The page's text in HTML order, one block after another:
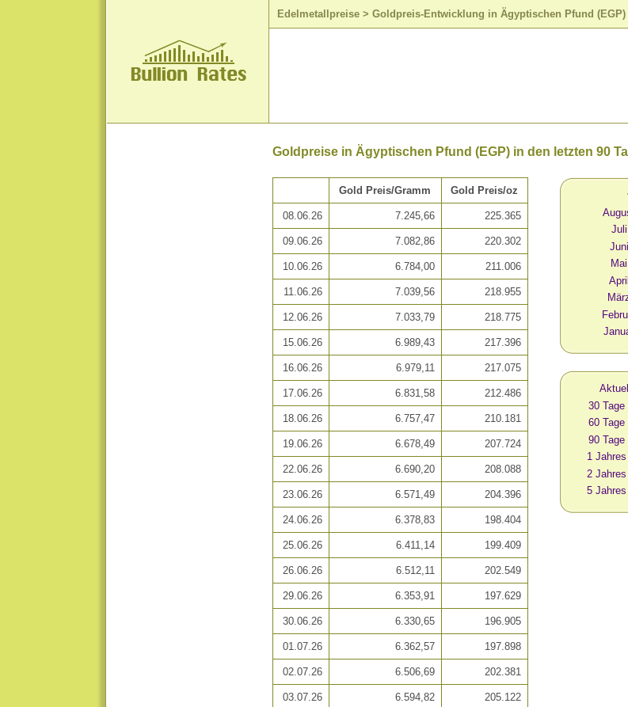
Edelmetallpreise > Goldpreis-Entwicklung in Ägyptischen Pfund (EGP)
Goldpreise in Ägyptischen Pfund (EGP) in den letzten 90
Gold Preis/Gramm Gold Preis/oz
08.06.26 7.245,66 225.365
09.06.26 7.082,86 220.302
10.06.26 6.784,00 211.006
11.06.26 7.039,56 218.955
12.06.26 7.033,79 218.775
15.06.26 6.989,43 217.396
16.06.26 6.979,11 217.075
17.06.26 6.831,58 212.486
18.06.26 6.757,47 210.181
19.06.26 6.678,49 207.724
22.06.26 6.690,20 208.088
23.06.26 6.571,49 204.396
24.06.26 6.378,83 198.404
25.06.26 6.411,14 199.409
26.06.26 6.512,11 202.549
29.06.26 6.353,91 197.629
30.06.26 6.330,65 196.905
01.07.26 6.362,57 197.898
02.07.26 6.506,69 202.381
03.07.26 6.594,82 205.122
30
60
90
1
2
5